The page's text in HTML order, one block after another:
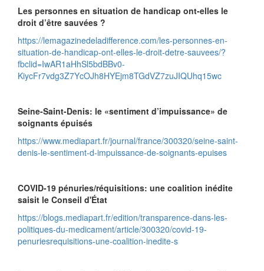
Les personnes en situation de handicap ont-elles le
droit d’être sauvées ?
https://lemagazinedeladifference.com/les-personnes-en-
situation-de-handicap-ont-elles-le-droit-detre-sauvees/?
fbclid=IwAR1aHhSl5bdBBv0-
KiycFr7vdg3Z7YcOJh8HYEjm8TGdVZ7zuJIQUhq15wc
Seine-Saint-Denis: le «sentiment d’impuissance» de
soignants épuisés
https://www.mediapart.fr/journal/france/300320/seine-saint-
denis-le-sentiment-d-impuissance-de-soignants-epuises
COVID-19 pénuries/réquisitions: une coalition inédite
saisit le Conseil d'État
https://blogs.mediapart.fr/edition/transparence-dans-les-
politiques-du-medicament/article/300320/covid-19-
penuriesrequisitions-une-coalition-inedite-s